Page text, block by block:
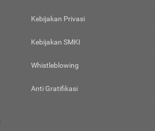
Kebijakan Privasi
Kebijakan SMKI
Whistleblowing
Anti Gratifikasi